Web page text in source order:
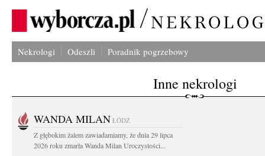
Nekrologi Odeszli Poradnik pogrzebowy
Inne nekrologi
WANDA MILAN ŁÓDŹ
Z głębokim żalem zawiadamiamy, że dnia 29 lipca
2026 roku zmarła Wanda Milan Uroczystości...